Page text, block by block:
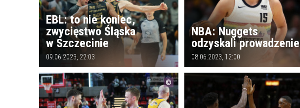
EBL: to nie koniec,
zwycięstwo Śląska
w Szczecinie
09.06.2023, 22:03
NBA: Nuggets
odzyskali prowadzenie
08.06.2023, 12:00